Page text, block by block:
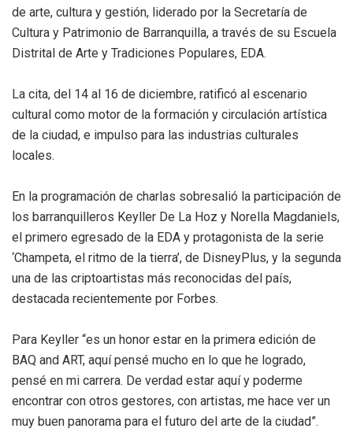
de arte, cultura y gestión, liderado por la Secretaría de
Cultura y Patrimonio de Barranquilla, a través de su Escuela
Distrital de Arte y Tradiciones Populares, EDA.
La cita, del 14 al 16 de diciembre, ratificó al escenario
cultural como motor de la formación y circulación artística
de la ciudad, e impulso para las industrias culturales
locales.
En la programación de charlas sobresalió la participación de
los barranquilleros Keyller De La Hoz y Norella Magdaniels,
el primero egresado de la EDA y protagonista de la serie
‘Champeta, el ritmo de la tierra’, de DisneyPlus, y la segunda
una de las criptoartistas más reconocidas del país,
destacada recientemente por Forbes.
Para Keyller “es un honor estar en la primera edición de
BAQ and ART, aquí pensé mucho en lo que he logrado,
pensé en mi carrera. De verdad estar aquí y poderme
encontrar con otros gestores, con artistas, me hace ver un
muy buen panorama para el futuro del arte de la ciudad”.